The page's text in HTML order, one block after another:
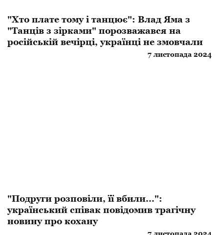
"Хто плате тому і танцює": Влад Яма з
"Танців з зірками" порозважався на
російській вечірці, українці не змовчали
7 листопада 2024
"Подруги розповіли, її вбили...":
український співак повідомив трагічну
новину про кохану
7 листопада 2024